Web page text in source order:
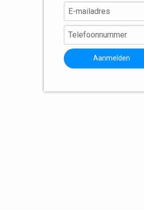
Aanmelden